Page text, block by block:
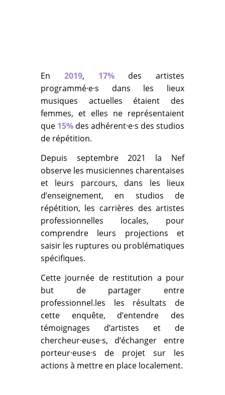
En 2019, 17%des artistes
programmé·e·s dans les lieux
musiques actuelles étaient des
femmes, et elles ne représentaient
que 15%des adhérent·e·s des studios
de répétition.
Depuis septembre 2021 la Nef
observe les musiciennes charentaises
et leurs parcours, dans les lieux
d’enseignement, en studios de
répétition, les carrières des artistes
professionnelles locales, pour
comprendre leurs projections et
saisir les ruptures ou problématiques
spécifiques.
Cette journée de restitution a pour
but de partager entre
professionnel.les les résultats de
cette enquête, d’entendre des
témoignages d’artistes et de
chercheur·euse·s, d’échanger entre
porteur·euse·s de projet sur les
actions à mettre en place localement.